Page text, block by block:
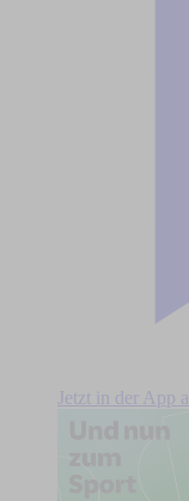
Jetzt in der App